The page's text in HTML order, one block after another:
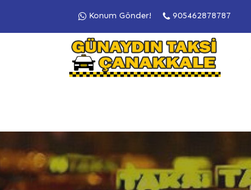
Konum Gönder! 905462878787